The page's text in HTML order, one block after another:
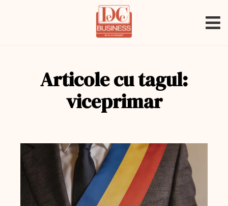
Articole cu tagul:
viceprimar